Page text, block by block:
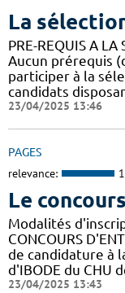
La
PRE-REQUIS A
Aucun prérequis
participer à la
candidats
23/04/2025 13:46
PAGES
relevance:
Le
Modalités
CONCOURS
de candidature à
d'IBODE du CHU
23/04/2025 13:43